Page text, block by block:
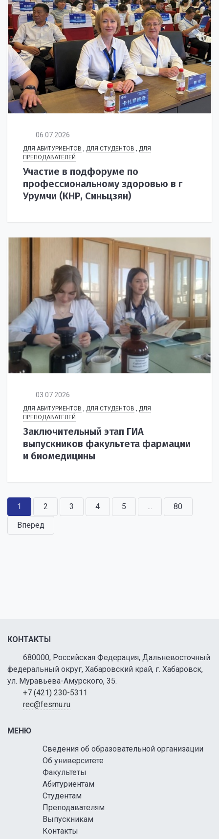
06.07.2026
ДЛЯ АБИТУРИЕНТОВ ДЛЯ СТУДЕНТОВ
ДЛЯ
ПРЕПОДАВАТЕЛЕЙ
Участие в подфоруме по
профессиональному здоровью в г
Урумчи (КНР, Синьцзян)
03.07.2026
ДЛЯ АБИТУРИЕНТОВ , ДЛЯ СТУДЕНТОВ , ДЛЯ
ПРЕПОДАВАТЕЛЕЙ
Заключительный этап ГИА
выпускников факультета фармации
и биомедицины
1 2 3 4 5 ...
80
Вперед
КОНТАКТЫ
680000, Российская Федерация, Дальневосточный
федеральный округ, Хабаровский край, г. Хабаровск,
ул. Муравьева-Амурского, 35.
+7 (421) 230-5311
rec@fesmu.ru
МЕНЮ
Сведения об образовательной организации
Об университете
Факультеты
Абитуриентам
Студентам
Преподавателям
Выпускникам
Контакты